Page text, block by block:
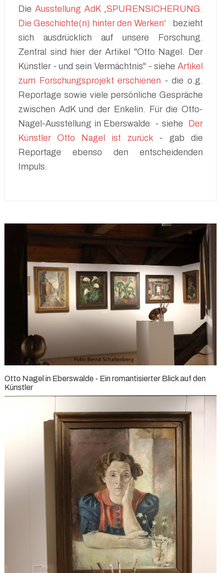
Die Ausstellung AdK „SPURENSICHERUNG.
Die Geschichte(n) hinter den Werken“
bezieht
sich ausdrücklich auf unsere Forschung.
Zentral sind hier der Artikel "Otto Nagel. Der
Künstler - und sein Vermächtnis" - siehe Artikel
zum Forschungsprojekt erschienen - die o.g.
Reportage sowie viele persönliche Gespräche
zwischen AdK und der Enkelin. Für die Otto-
Nagel-Ausstellung in Eberswalde - siehe Der
Künstler Otto Nagel ist zurück - gab die
Reportage ebenso den entscheidenden
Impuls.
Otto Nagel in Eberswalde - Ein romantisierter Blick auf den
Künstler